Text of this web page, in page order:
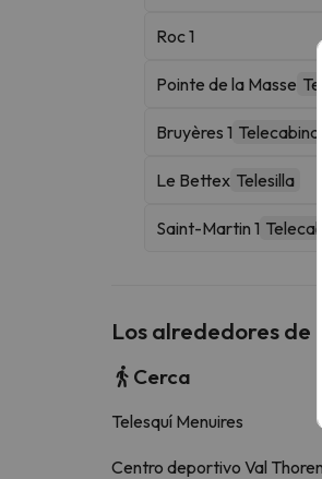
Roc 1
Pointe de la Masse
Bruyères 1 Telecabina
Le Bettex Telesilla
Saint-Martin 1
Los alrededores de
Cerca
Telesquí Menuires
Centro deportivo Val